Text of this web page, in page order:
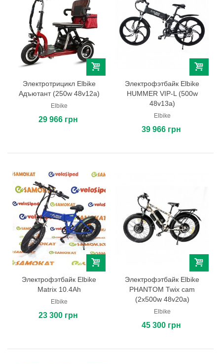
Электротрицикл Elbike
Адъютант (250w 48v12a)
Elbike
29 966 грн
Электрофэтбайк Elbike
HUMMER VIP-L (500w
48v13a)
Elbike
39 966 грн
Электрофэтбайк Elbike
Matrix 10.4Ah
Elbike
23 300 грн
Электрофэтбайк Elbike
PHANTOM Twix cam
(2x500w 48v20a)
Elbike
45 300 грн